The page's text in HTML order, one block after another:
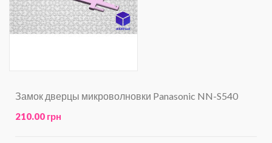
Замок дверцы микроволновки Panasonic NN-S540
210.00 грн